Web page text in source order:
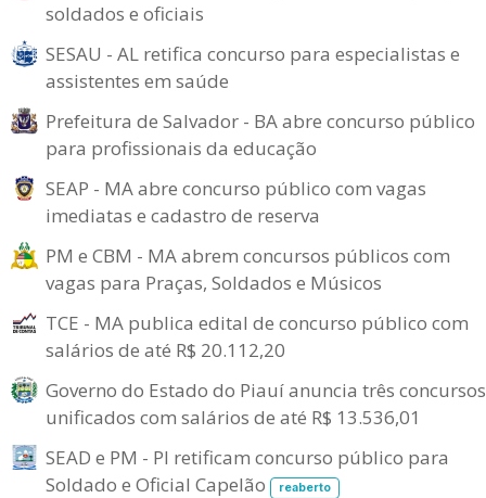
soldados e oficiais
SESAU - AL retifica concurso para especialistas e
assistentes em saúde
Prefeitura de Salvador - BA abre concurso público
para profissionais da educação
SEAP - MA abre concurso público com vagas
imediatas e cadastro de reserva
PM e CBM - MA abrem concursos públicos com
vagas para Praças, Soldados e Músicos
TCE - MA publica edital de concurso público com
salários de até R$ 20.112,20
Governo do Estado do Piauí anuncia três concursos
unificados com salários de até R$ 13.536,01
SEAD e PM - PI retificam concurso público para
Soldado e Oficial Capelão
reaberto